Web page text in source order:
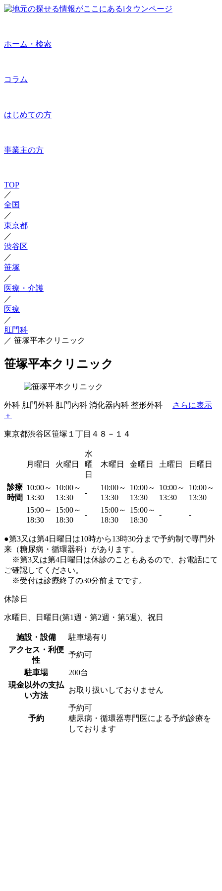
ホーム・検索
コラム
はじめての方
事業主の方
TOP
／
全国
／
東京都
／
渋谷区
／
笹塚
／
医療・介護
／
医療
／
肛門科
／ 笹塚平本クリニック
笹塚平本クリニック
外科 肛門外科 肛門内科 消化器内科 整形外科
さらに表示
＋
東京都渋谷区笹塚１丁目４８－１４
月曜日 火曜日
水
曜
日
木曜日 金曜日 土曜日 日曜日
診療
時間
10:00～
13:30
10:00～
13:30
-
10:00～
13:30
10:00～
13:30
10:00～
13:30
10:00～
13:30
15:00～
18:30
15:00～
18:30
-
15:00～
18:30
15:00～
18:30
- -
●第3又は第4日曜日は10時から13時30分まで予約制で専門外
来（糖尿病・循環器科）があります。
※第3又は第4日曜日は休診のこともあるので、お電話にて
ご確認してください。
※受付は診療終了の30分前までです。
休診日
水曜日、日曜日(第1週・第2週・第5週)、祝日
施設・設備
駐車場有り
アクセス・利便
性
予約可
駐車場
200台
現金以外の支払
い方法
お取り扱いしておりません
予約
予約可
糖尿病・循環器専門医による予約診療を
しております